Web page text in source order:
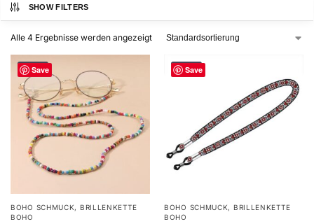
SHOW FILTERS
Alle 4 Ergebnisse werden angezeigt
Save
-40%
BOHO SCHMUCK, BRILLENKETTE
BOHO
Save
-40%
BOHO SCHMUCK, BRILLENKETTE
BOHO